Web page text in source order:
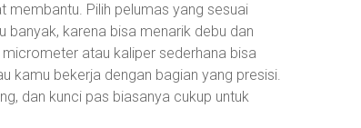
membantu. Pilih pelumas yang sesuai
karena bisa menarik debu dan
atau kaliper sederhana bisa
kamu bekerja dengan bagian yang presisi.
dan kunci pas biasanya cukup untuk